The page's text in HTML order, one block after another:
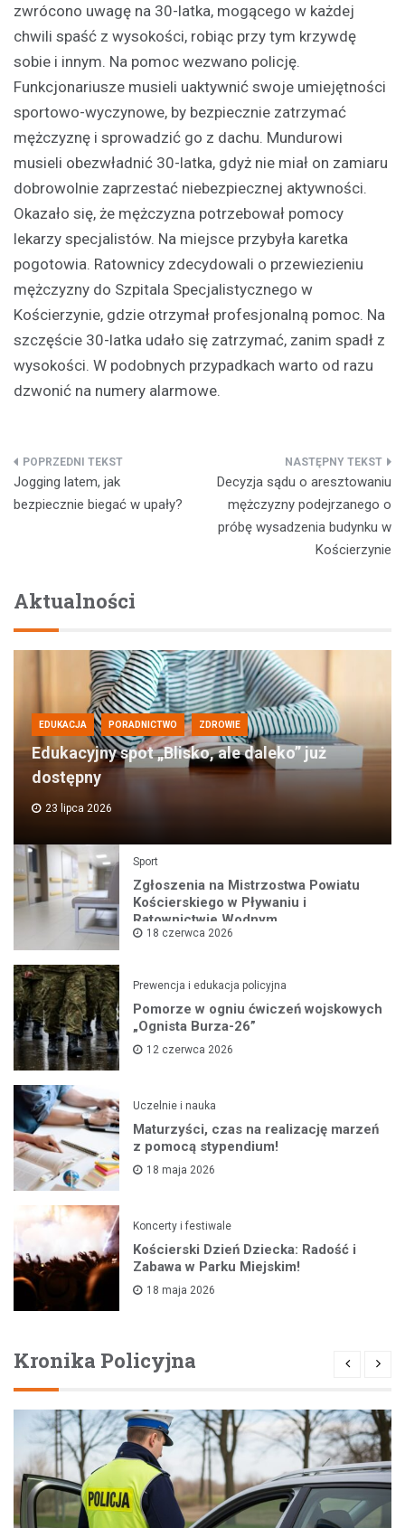
zwrócono uwagę na 30-latka, mogącego w każdej
chwili spaść z wysokości, robiąc przy tym krzywdę
sobie i innym. Na pomoc wezwano policję.
Funkcjonariusze musieli uaktywnić swoje umiejętności
sportowo-wyczynowe, by bezpiecznie zatrzymać
mężczyznę i sprowadzić go z dachu. Mundurowi
musieli obezwładnić 30-latka, gdyż nie miał on zamiaru
dobrowolnie zaprzestać niebezpiecznej aktywności.
Okazało się, że mężczyzna potrzebował pomocy
lekarzy specjalistów. Na miejsce przybyła karetka
pogotowia. Ratownicy zdecydowali o przewiezieniu
mężczyzny do Szpitala Specjalistycznego w
Kościerzynie, gdzie otrzymał profesjonalną pomoc. Na
szczęście 30-latka udało się zatrzymać, zanim spadł z
wysokości. W podobnych przypadkach warto od razu
dzwonić na numery alarmowe.
Nawigacja
wpisu
Jogging latem, jak
bezpiecznie biegać w upały?
Decyzja sądu o aresztowaniu
mężczyzny podejrzanego o
próbę wysadzenia budynku w
Kościerzynie
Aktualności
EDUKACJA PORADNICTWO ZDROWIE
Edukacyjny spot „Blisko, ale daleko” już
dostępny
23 lipca 2026
Sport
Zgłoszenia na Mistrzostwa Powiatu
Kościerskiego w Pływaniu i
Ratownictwie Wodnym
18 czerwca 2026
Prewencja i edukacja policyjna
Pomorze w ogniu ćwiczeń wojskowych
„Ognista Burza-26”
12 czerwca 2026
Uczelnie i nauka
Maturzyści, czas na realizację marzeń
z pomocą stypendium!
18 maja 2026
Koncerty i festiwale
Kościerski Dzień Dziecka: Radość i
Zabawa w Parku Miejskim!
18 maja 2026
Kronika Policyjna